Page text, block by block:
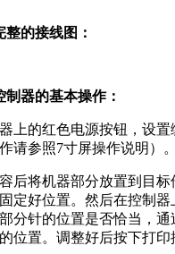
的接线图：
器的基本操作：
上的红色电源按钮，设
请参照7寸屏操作说明）。
后将机器部分放置到目标
定好位置。然后在控制
分针的位置是否恰当，
位置。调整好后按下打